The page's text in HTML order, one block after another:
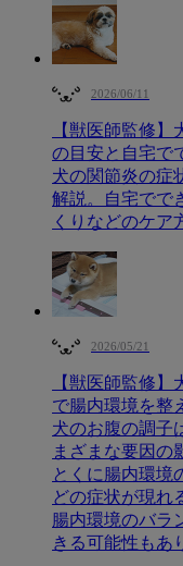
2026/06/11
【獣医師監修
の目安と自宅で
犬の関節炎の症
解説。自宅でで
くりなどのケア
2026/05/21
【獣医師監修
で腸内環境を整
犬のお腹の調子
まざまな要因の
とくに腸内環境
どの症状が現れ
腸内環境のバラ
きる可能性もあ